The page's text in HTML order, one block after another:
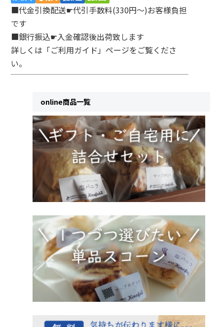
■代金引換配送☛代引手数料(330円～)お客様負担
です
■銀行振込☛入金確認後出荷致します
詳しくは「ご利用ガイド」ページをご覧くださ
い。
online商品一覧